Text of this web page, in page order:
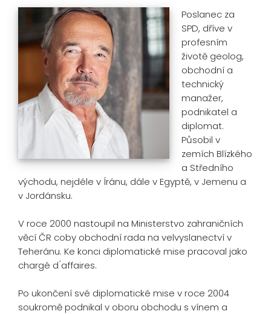
Poslanec za
SPD, dříve v
profesním
životě geolog,
obchodní a
technický
manažer,
podnikatel a
diplomat.
Působil v
zemích Blízkého
a Středního
východu, nejdéle v Íránu, dále v Egyptě, v Jemenu a
v Jordánsku.
V roce 2000 nastoupil na Ministerstvo zahraničních
věcí ČR coby obchodní rada na velvyslanectví v
Teheránu. Ke konci diplomatické mise pracoval jako
chargé d ́affaires.
Po ukončení své diplomatické mise v roce 2004
soukromě podnikal v oboru obchodu s vínem a